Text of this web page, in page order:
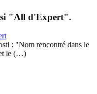
"All d'Expert".
: "Nom rencontré dans le
le (…)